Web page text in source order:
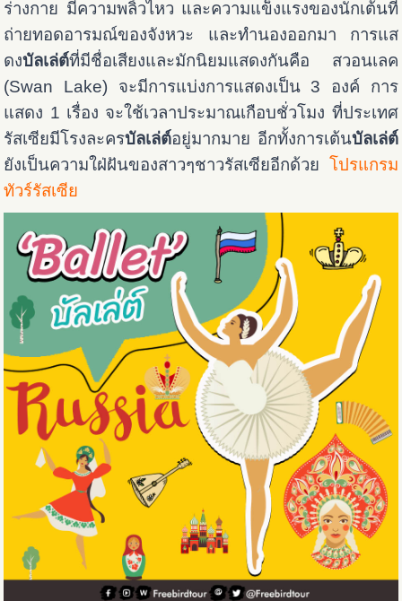
ร่างกาย มีความพลิ้วไหว และความแข็งแรงของนักเต้นที่
ถ่ายทอดอารมณ์ของจังหวะ และทำนองออกมา การแส
ดงบัลเล่ต์ที่มีชื่อเสียงและมักนิยมแสดงกันคือ สวอนเลค
(Swan Lake) จะมีการแบ่งการแสดงเป็น 3 องค์ การ
แสดง 1 เรื่อง จะใช้เวลาประมาณเกือบชั่วโมง ที่ประเทศ
รัสเซียมีโรงละครบัลเล่ต์อยู่มากมาย อีกทั้งการเต้นบัลเล่ต์
ยังเป็นความใฝ่ฝันของสาวๆชาวรัสเซียอีกด้วย โปรแกรม
ทัวร์รัสเซีย